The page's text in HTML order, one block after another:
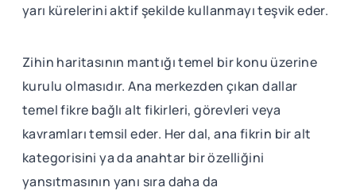
yarı kürelerini aktif şekilde kullanmayı teşvik eder.
Zihin haritasının mantığı temel bir konu üzerine
kurulu olmasıdır. Ana merkezden çıkan dallar
temel fikre bağlı alt fikirleri, görevleri veya
kavramları temsil eder. Her dal, ana fikrin bir alt
kategorisini ya da anahtar bir özelliğini
yansıtmasının yanı sıra daha da